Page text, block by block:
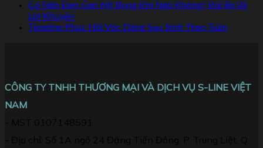
Có Nên Đeo Gen Nịt Bụng Khi Ngủ Không? Rủi Ro Và
Lời Khuyên
Timeline Phục Hồi Vóc Dáng Sau Sinh Theo Tuần
CÔNG TY TNHH THƯƠNG MẠI VÀ DỊCH VỤ S-LINE VIỆT
NAM